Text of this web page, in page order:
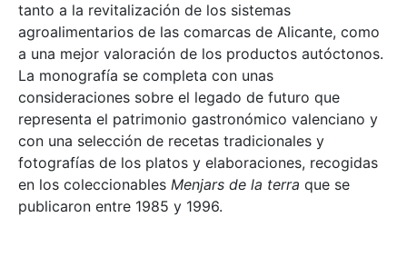
tanto a la revitalización de los sistemas
agroalimentarios de las comarcas de Alicante, como
a una mejor valoración de los productos autóctonos.
La monografía se completa con unas
consideraciones sobre el legado de futuro que
representa el patrimonio gastronómico valenciano y
con una selección de recetas tradicionales y
fotografías de los platos y elaboraciones, recogidas
en los coleccionables Menjars de la terra que se
publicaron entre 1985 y 1996.